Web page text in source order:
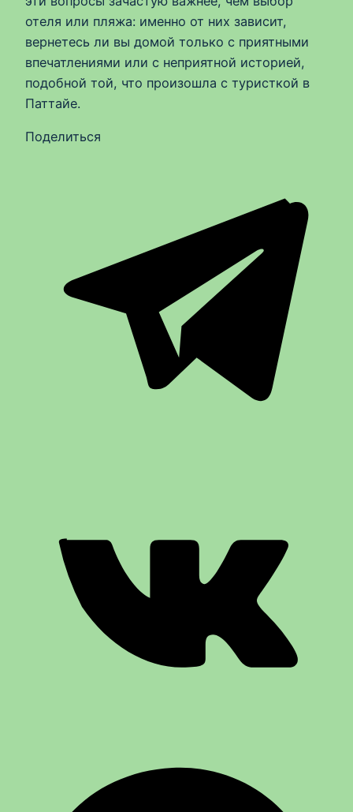
отеля или пляжа: именно от них зависит,
вернетесь ли вы домой только с приятными
впечатлениями или с неприятной историей,
подобной той, что произошла с туристкой в
Паттайе.
Поделиться